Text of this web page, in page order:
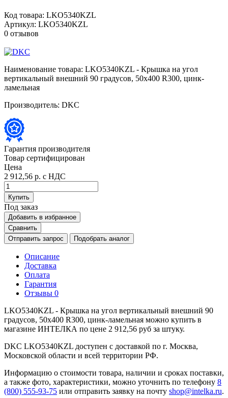
Код товара: LKO5340KZL
Артикул: LKO5340KZL
0 отзывов
Наименование товара: LKO5340KZL - Крышка на угол
вертикальный внешний 90 градусов, 50х400 R300, цинк-
ламельная
Производитель: DKC
Гарантия производителя
Товар сертифицирован
Цена
2 912,56 р. с НДС
Купить
Под заказ
Добавить в избранное
Сравнить
Отправить запрос
Подобрать аналог
Описание
Доставка
Оплата
Гарантия
Отзывы 0
LKO5340KZL - Крышка на угол вертикальный внешний 90
градусов, 50х400 R300, цинк-ламельная можно купить в
магазине ИНТЕЛКА по цене 2 912,56 руб за штуку.
DKC LKO5340KZL доступен с доставкой по г. Москва,
Московской области и всей территории РФ.
Информацию о стоимости товара, наличии и сроках поставки,
а также фото, характеристики, можно уточнить по телефону 8
(800) 555-93-75 или отправить заявку на почту shop@intelka.ru.